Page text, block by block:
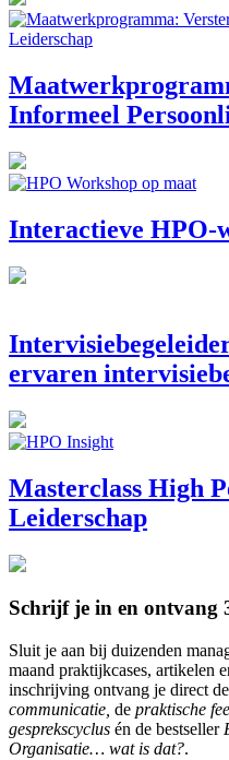
Informeel
Interactieve HPO-
ervaren
Masterclass High
Leiderschap
Schrijf je in en ontvang
Sluit je aan bij duizenden
maand praktijkcases, artikelen
inschrijving ontvang je direct
communicatie, de praktische
gesprekscyclus én de bestseller
Organisatie… wat is dat?.